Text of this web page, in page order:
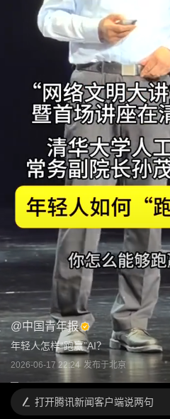
@中国青年报
年轻人怎样“跑赢”AI？
2026-06-17 22:24 发布于北京
打开腾讯新闻客户端说两句